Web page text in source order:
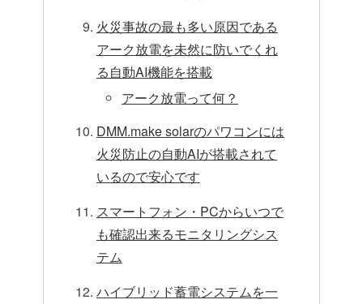
火災事故の最も多い原因である
アーク放電を未然に防いでくれ
る自動AI機能を搭載
アーク放電って何？
DMM.make solarのパワコンには
火災防止の自動AIが搭載されて
いるので安心です
スマートフォン・PCからいつで
も確認出来るモニタリングシス
テム
ハイブリッド蓄電システムを一